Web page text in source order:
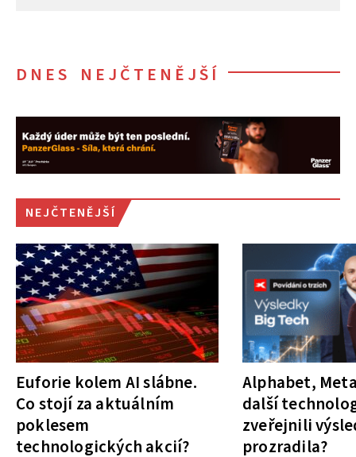
DNES NEJČTENĚJŠÍ
NEJČTENĚJŠÍ
Euforie kolem AI slábne.
Co stojí za aktuálním
poklesem
technologických akcií?
Alphabet,
další
zveřejnili
prozradila?